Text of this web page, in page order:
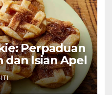
Perpaduan
dan Isian Apel